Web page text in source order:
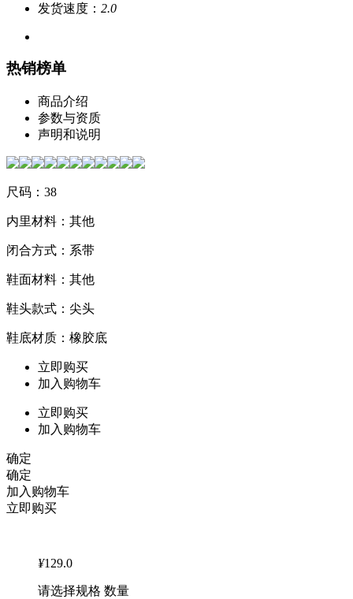
发货速度： 2.0
热销榜单
商品介绍
参数与资质
声明和说明
尺码：38
内里材料：其他
闭合方式：系带
鞋面材料：其他
鞋头款式：尖头
鞋底材质：橡胶底
立即购买
加入购物车
立即购买
加入购物车
确定
确定
加入购物车
立即购买
¥129.0
请选择规格 数量